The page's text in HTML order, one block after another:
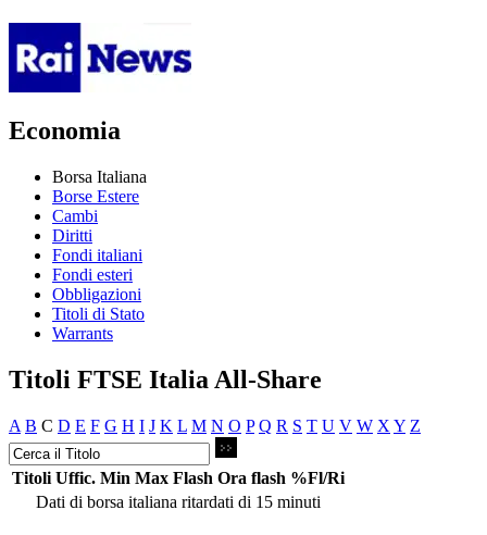
Economia
Borsa Italiana
Borse Estere
Cambi
Diritti
Fondi italiani
Fondi esteri
Obbligazioni
Titoli di Stato
Warrants
Titoli FTSE Italia All-Share
A B C D E F G H I J K L M N O P Q R S T U V W X Y Z
Titoli Uffic. Min Max Flash Ora flash %Fl/Ri
Dati di borsa italiana ritardati di 15 minuti